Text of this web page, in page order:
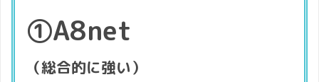
①A8net
（総合的に強い）